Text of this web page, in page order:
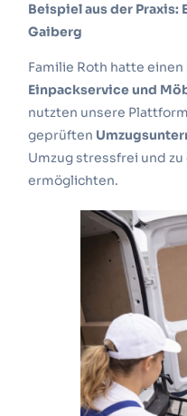
Beispiel aus der Praxis:
Gaiberg
Familie Roth hatte einen
Einpackservice und
nutzten unsere
geprüften
Umzug stressfrei und
ermöglichten.